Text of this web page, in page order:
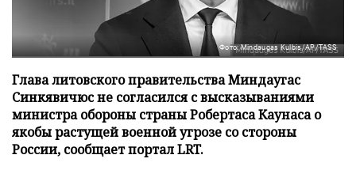
Фото: Mindaugas Kulbis/AP/TASS
Глава литовского правительства Миндаугас
Синкявичюс не согласился с высказываниями
министра обороны страны Робертаса Каунаса о
якобы растущей военной угрозе со стороны
России, сообщает портал LRT.